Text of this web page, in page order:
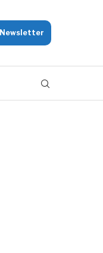
Newsletter